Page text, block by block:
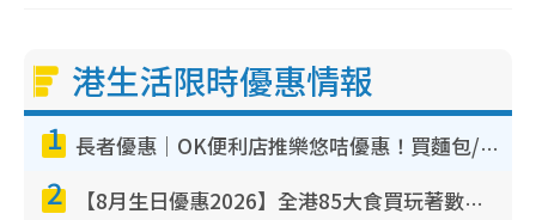
港生活限時優惠情報
1 長者優惠｜OK便利店推樂悠咭優惠！買麵包/牛奶/保健品拍卡即減
2 【8月生日優惠2026】全港85大食買玩著數攻略 自助餐/火鍋放題同行免費＋誠品/DONKI送現金券